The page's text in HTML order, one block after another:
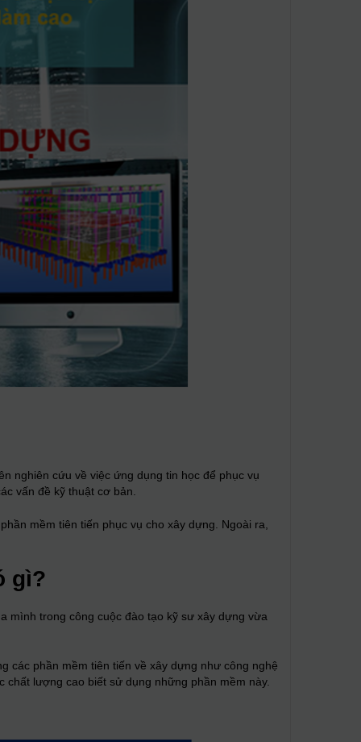
nghiên cứu về việc ứng dụng tin học để phục vụ
vấn đề kỹ thuật cơ bản.
mềm tiên tiến phục vụ cho xây dựng. Ngoài ra,
gì?
mình trong công cuộc đào tạo kỹ sư xây dựng vừa
các phần mềm tiên tiến về xây dựng như công nghệ
lượng cao biết sử dụng những phần mềm này.